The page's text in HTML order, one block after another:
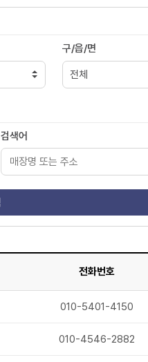
구/읍/면
검색어
전화번호
010-5401-4150
010-4546-2882